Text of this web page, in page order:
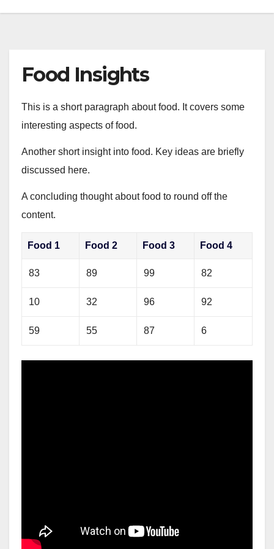
Food Insights
This is a short paragraph about food. It covers some
interesting aspects of food.
Another short insight into food. Key ideas are briefly
discussed here.
A concluding thought about food to round off the
content.
Food 1 Food 2 Food 3 Food 4
83 89 99 82
10 32 96 92
59 55 87 6